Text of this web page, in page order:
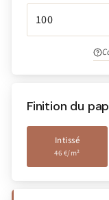
Finition du
Intissé
46 €/m²